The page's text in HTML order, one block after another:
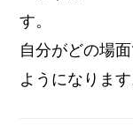
す。
自分がどの場
ようになります